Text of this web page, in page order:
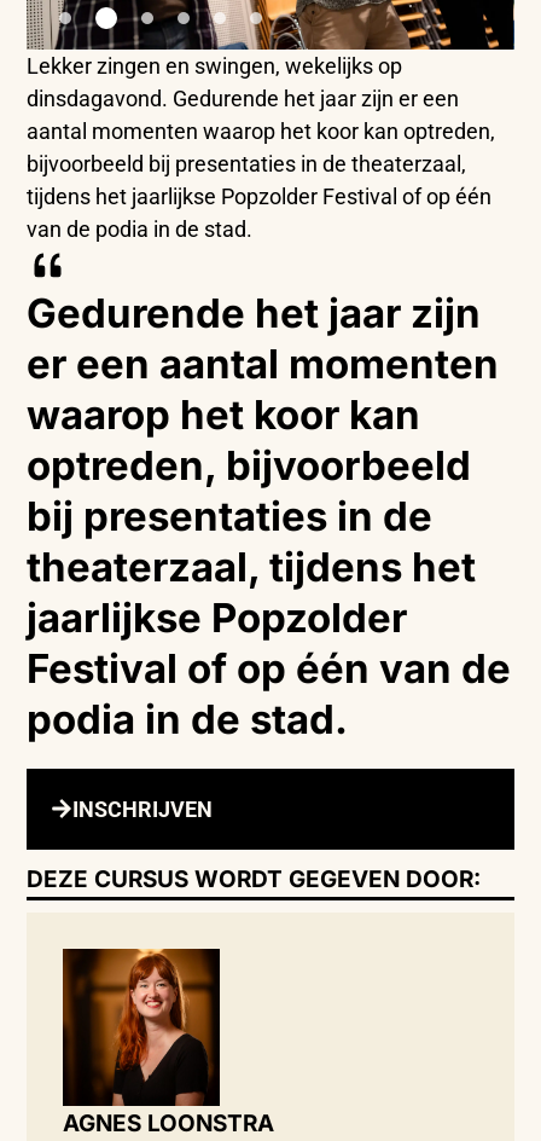
Lekker zingen en swingen, wekelijks op
dinsdagavond. Gedurende het jaar zijn er een
aantal momenten waarop het koor kan optreden,
bijvoorbeeld bij presentaties in de theaterzaal,
tijdens het jaarlijkse Popzolder Festival of op één
van de podia in de stad.
Gedurende het jaar zijn
er een aantal momenten
waarop het koor kan
optreden, bijvoorbeeld
bij presentaties in de
theaterzaal, tijdens het
jaarlijkse Popzolder
Festival of op één van de
podia in de stad.
INSCHRIJVEN
DEZE CURSUS WORDT GEGEVEN DOOR:
AGNES LOONSTRA